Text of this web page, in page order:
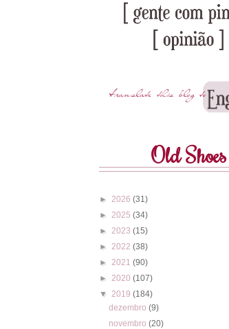
Old Shoes
► 2026 (31)
► 2025 (34)
► 2023 (15)
► 2022 (38)
► 2021 (90)
► 2020 (107)
▼ 2019 (184)
dezembro(9)
novembro(20)